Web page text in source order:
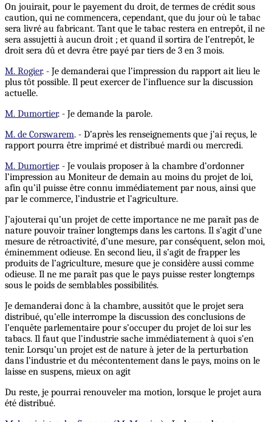
On jouirait, pour le payement du droit, de termes de crédit sous
caution, qui ne commencera, cependant, que du jour où le tabac
sera livré au fabricant. Tant que le tabac restera en entrepôt, il ne
sera assujetti à aucun droit ; et quand il sortira de l’entrepôt, le
droit sera dû et devra être payé par tiers de 3 en 3 mois.
M. Rogier. - Je demanderai que l’impression du rapport ait lieu le
plus tôt possible. Il peut exercer de l’influence sur la discussion
actuelle.
M. Dumortier. - Je demande la parole.
M. de Corswarem. - D’après les renseignements que j’ai reçus, le
rapport pourra être imprimé et distribué mardi ou mercredi.
M. Dumortier. - Je voulais proposer à la chambre d’ordonner
l’impression au Moniteur de demain au moins du projet de loi,
afin qu’il puisse être connu immédiatement par nous, ainsi que
par le commerce, l’industrie et l’agriculture.
J’ajouterai qu’un projet de cette importance ne me paraît pas de
nature pouvoir traîner longtemps dans les cartons. Il s’agit d’une
mesure de rétroactivité, d’une mesure, par conséquent, selon moi,
éminemment odieuse. En second lieu, il s’agit de frapper les
produits de l’agriculture, mesure que je considère aussi comme
odieuse. Il ne me paraît pas que le pays puisse rester longtemps
sous le poids de semblables possibilités.
Je demanderai donc à la chambre, aussitôt que le projet sera
distribué, qu’elle interrompe la discussion des conclusions de
l’enquête parlementaire pour s’occuper du projet de loi sur les
tabacs. Il faut que l’industrie sache immédiatement à quoi s’en
tenir. Lorsqu’un projet est de nature à jeter de la perturbation
dans l’industrie et du mécontentement dans le pays, moins on le
laisse en suspens, mieux on agit
Du reste, je pourrai renouveler ma motion, lorsque le projet aura
été distribué.